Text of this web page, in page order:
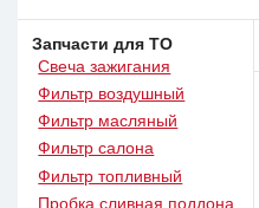
Запчасти для ТО
Свеча зажигания
Фильтр воздушный
Фильтр масляный
Фильтр салона
Фильтр топливный
Пробка сливная поддона